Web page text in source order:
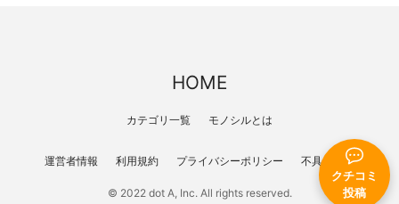
クチコミ
投稿
HOME
カテゴリ一覧 モノシルとは
運営者情報 利用規約 プライバシーポリシー 不具合報告
© 2022 dot A, Inc. All rights reserved.